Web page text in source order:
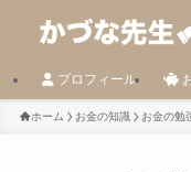
プロフィール
ホーム お金の知識 お金の勉